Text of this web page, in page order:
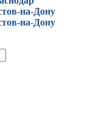
на-Дону
на-Дону